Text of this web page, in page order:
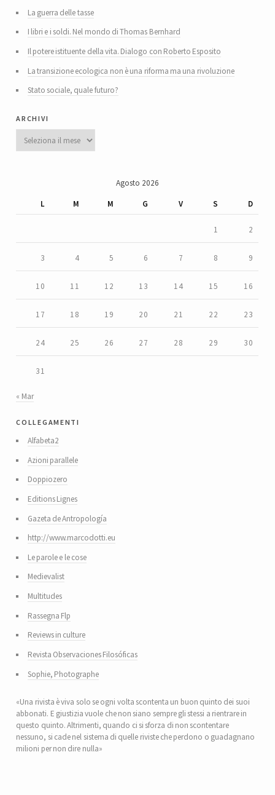
La guerra delle tasse
I libri e i soldi. Nel mondo di Thomas Bernhard
Il potere istituente della vita. Dialogo con Roberto Esposito
La transizione ecologica non è una riforma ma una rivoluzione
Stato sociale, quale futuro?
archivi
Agosto 2026
L
M M G V S D
1 2
3 4 5 6 7 8 9
10 11 12 13 14 15 16
17 18 19 20 21 22 23
24 25 26 27 28 29 30
31
« Mar
collegamenti
Alfabeta2
Azioni parallele
Doppiozero
Editions Lignes
Gazeta de Antropología
http://www.marcodotti.eu
Le parole e le cose
Medievalist
Multitudes
Rassegna Flp
Reviews in culture
Revista Observaciones Filosóficas
Sophie, Photographe
«Una rivista è viva solo se ogni volta scontenta un buon quinto dei suoi
abbonati. E giustizia vuole che non siano sempre gli stessi a rientrare in
questo quinto. Altrimenti, quando ci si sforza di non scontentare
nessuno, si cade nel sistema di quelle riviste che perdono o guadagnano
milioni per non dire nulla»